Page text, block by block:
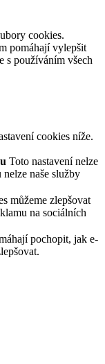
cookies.
pomáhají vylepšit
s používáním všech
cookies níže.
Toto nastavení nelze
naše služby
můžeme zlepšovat
na sociálních
pochopit, jak e-